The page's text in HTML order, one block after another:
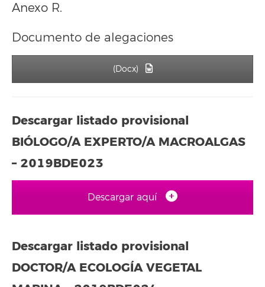
Anexo R.
Documento de alegaciones
(Docx)
Descargar listado provisional
BIÓLOGO/A EXPERTO/A MACROALGAS
– 2019BDE023
Descargar aquí
Descargar listado provisional
DOCTOR/A ECOLOGÍA VEGETAL